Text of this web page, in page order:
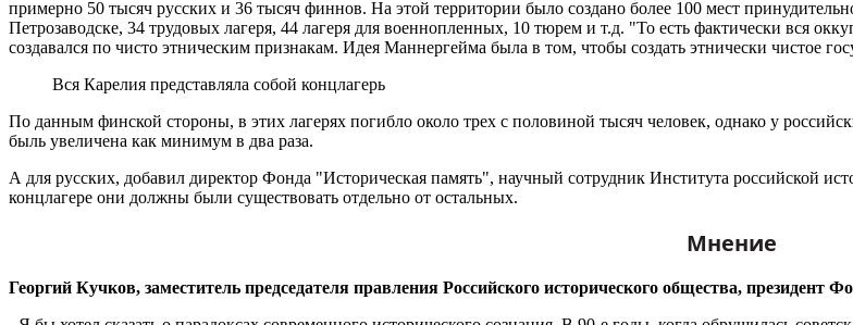
примерно 50 тысяч русских и 36 тысяч финнов. На этой территории было создано более 100 мест
Петрозаводске, 34 трудовых лагеря, 44 лагеря для военнопленных, 10 тюрем и т.д. "То есть фактически вся
создавался по чисто этническим признакам. Идея Маннергейма была в том, чтобы создать этнически чистое
Вся Карелия представляла собой концлагерь
По данным финской стороны, в этих лагерях погибло около трех с половиной тысяч человек, однако у
быль увеличена как минимум в два раза.
А для русских, добавил директор Фонда "Историческая память", научный сотрудник Института российской
концлагере они должны были существовать отдельно от остальных.
Мнение
Георгий Кучков, заместитель председателя правления Российского исторического общества, президент